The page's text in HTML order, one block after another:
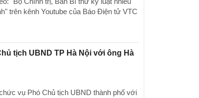
trên kênh Youtube của Báo Điện tử VTC
tịch UBND TP Hà Nội với ông Hà
vụ Phó Chủ tịch UBND thành phố với